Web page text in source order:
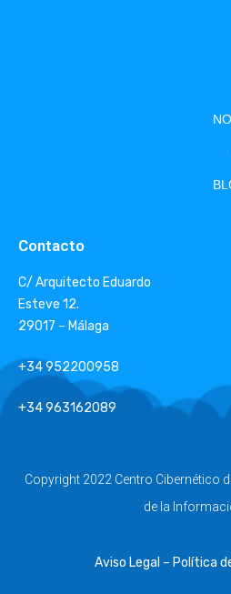
Contacto
C/ Arquitecto Eduardo
Esteve 12.
29017 – Málaga
+34 952200958
+34 963162089
Copyright 2022 Centro Cibernético
de la
Aviso Legal – Política